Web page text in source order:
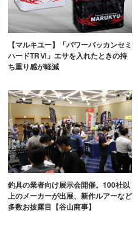
【マルキユー】「パワーバッカンセミ
ハードTRⅥ」エサを入れたときの持
ち重り感が軽減
釣具の業者向け展示会開催。100社以
上のメーカーが出展、新作ルアーなど
多数お披露目【谷山商事】